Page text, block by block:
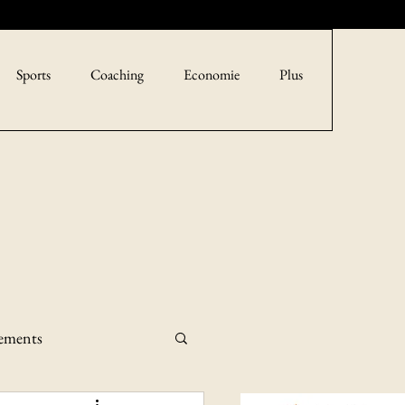
Sports Coaching Economie Plus